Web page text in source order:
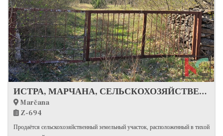
ИСТРА, МАРЧАНА, СЕЛЬСКОХОЗЯЙСТВЕННЫЙ ЗЕМЕЛЬНЫЙ УЧАСТОК #ПРОДАЖА
Marčana
Z-694
Продаётся сельскохозяйственный земельный участок, расположенный в тихой